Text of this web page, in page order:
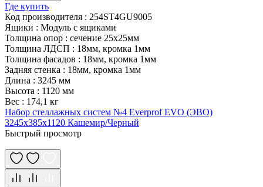
Где купить
Код производителя : 254ST4GU9005
Ящики : Модуль с ящиками
Толщина опор : сечение 25х25мм
Толщина ЛДСП : 18мм, кромка 1мм
Толщина фасадов : 18мм, кромка 1мм
Задняя стенка : 18мм, кромка 1мм
Длина : 3245 мм
Высота : 1120 мм
Вес : 174,1 кг
Набор стеллажных систем №4 Everprof EVO (ЭВО)
3245x385x1120 Кашемир/Черный
Быстрый просмотр